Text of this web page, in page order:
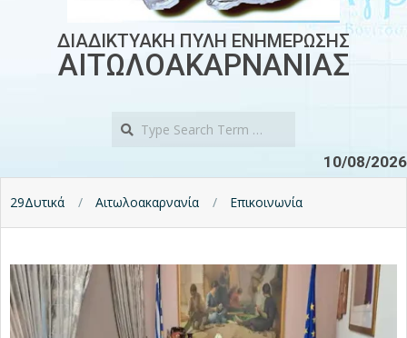
ΔΙΑΔΙΚΤΥΑΚΗ ΠΥΛΗ ΕΝΗΜΕΡΩΣΗΣ
ΑΙΤΩΛΟΑΚΑΡΝΑΝΙΑΣ
10/08/2026
29Δυτικά Αιτωλοακαρνανία Επικοινωνία